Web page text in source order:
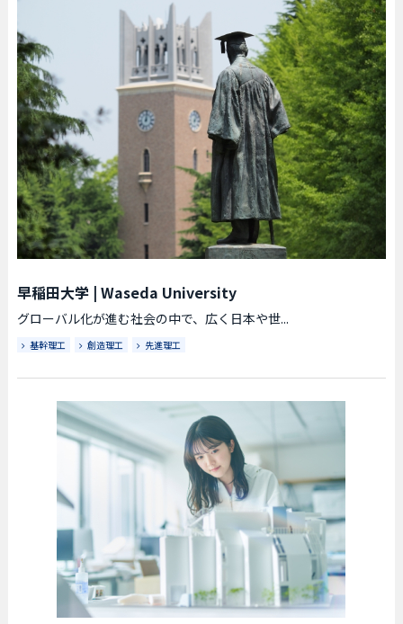
早稲田大学| Waseda University
グローバル化が進む社会の中で、広く日本や世...
基幹理工 創造理工 先進理工